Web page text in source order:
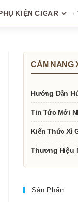
KIỆN CIGAR
CẨM NANG
Hướng Dẫn
Tin Tức Mới
Kiến Thức Xì
Thương Hiệu
Sản Phẩm